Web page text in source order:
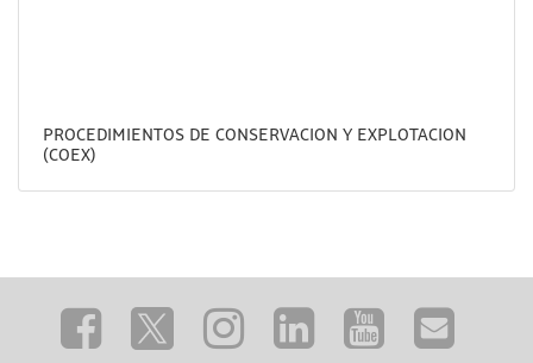
PROCEDIMIENTOS DE CONSERVACION Y EXPLOTACION
(COEX)